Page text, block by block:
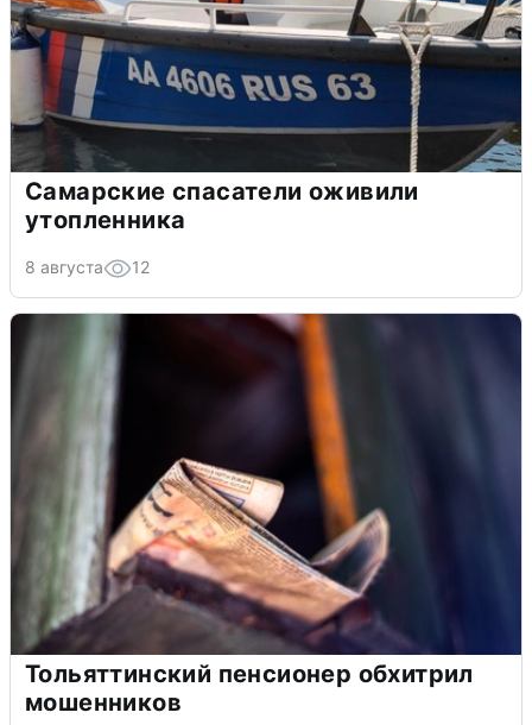
Самарские спасатели оживили
утопленника
8 августа 12
Тольяттинский пенсионер обхитрил
мошенников